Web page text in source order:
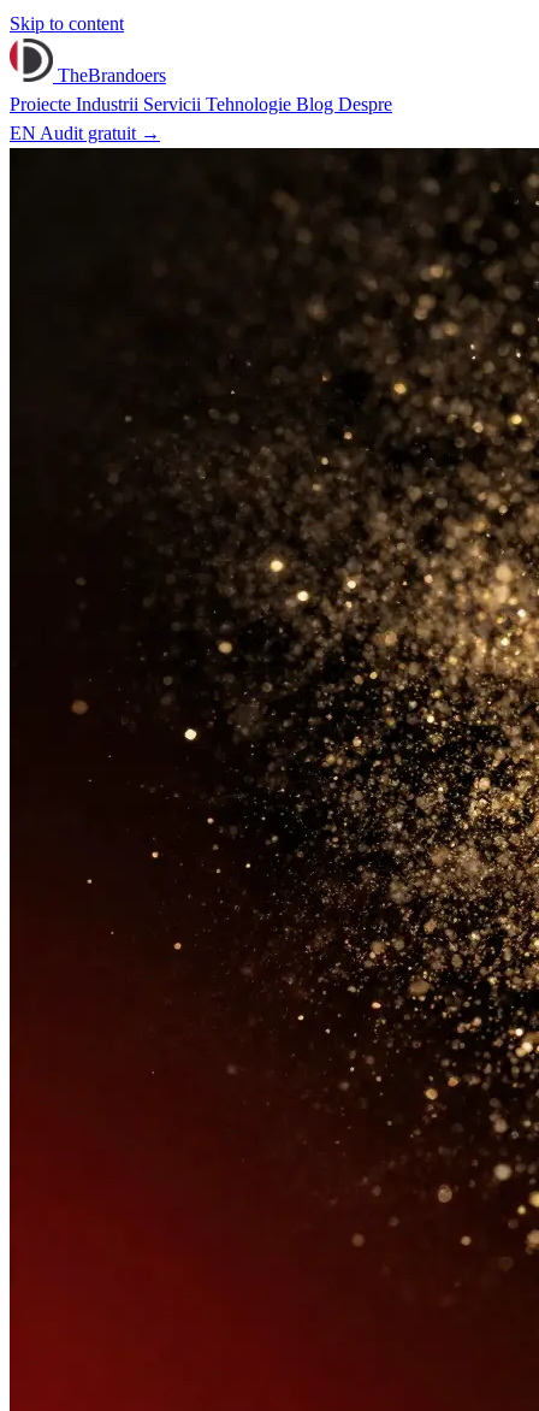
Skip to content
TheBrandoers
Proiecte Industrii Servicii Tehnologie Blog Despre
EN Audit gratuit →